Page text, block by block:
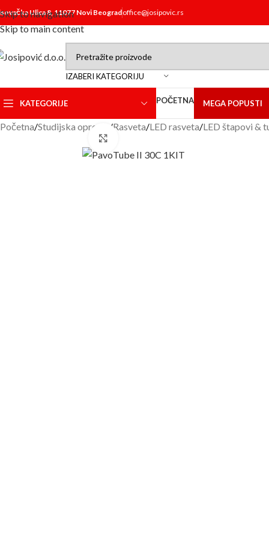
Skip to navigation
Skip to main content
Ulica 8, 11077 Novi Beogradoffice@josipovic.rs
IZABERI KATEGORIJU
KATEGORIJE POČETNA MEGA POPUSTI
Početna/Studijska oprema /Rasveta/LED rasveta/LED štapovi &